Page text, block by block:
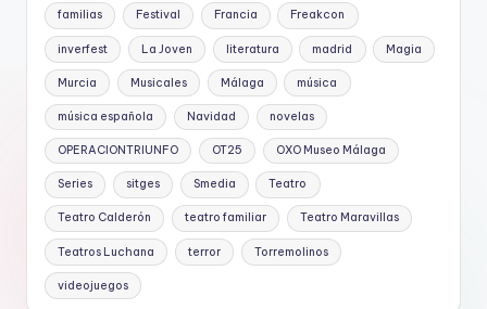
familias Festival Francia Freakcon
inverfest La Joven literatura madrid Magia
Murcia Musicales Málaga música
música española Navidad novelas
OPERACIONTRIUNFO OT25 OXO Museo Málaga
Series sitges Smedia Teatro
Teatro Calderón teatro familiar Teatro Maravillas
Teatros Luchana terror Torremolinos
videojuegos